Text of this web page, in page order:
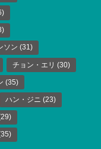
ソン (31)
チョン・エリ (30)
(35)
ハン・ジニ (23)